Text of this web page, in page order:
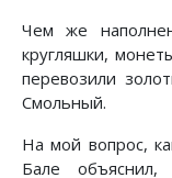
Чем же
кругляшки,
перевозили
Смольный.
На мой вопрос,
Бале